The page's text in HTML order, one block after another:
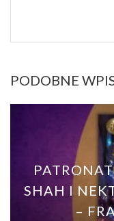
PODOBNE
SHAH I
–